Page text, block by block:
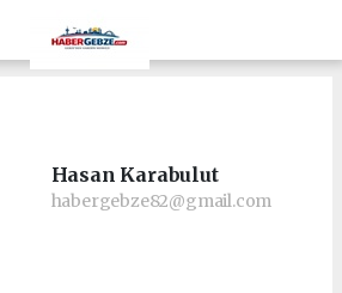
Hasan Karabulut
habergebze82@gmail.com